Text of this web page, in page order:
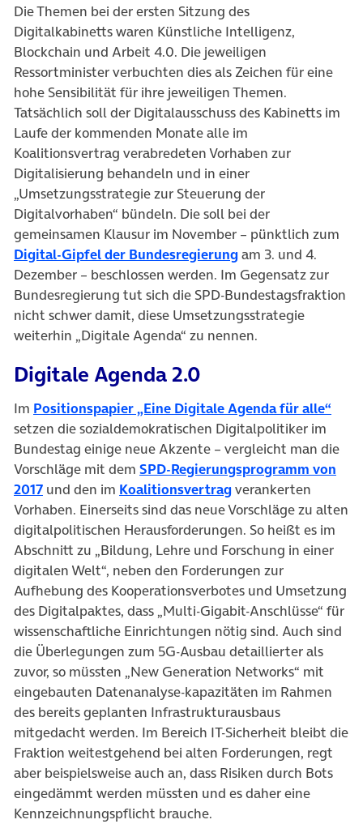
Die Themen bei der ersten Sitzung des
Digitalkabinetts waren Künstliche Intelligenz,
Blockchain und Arbeit 4.0. Die jeweiligen
Ressortminister verbuchten dies als Zeichen für eine
hohe Sensibilität für ihre jeweiligen Themen.
Tatsächlich soll der Digitalausschuss des Kabinetts im
Laufe der kommenden Monate alle im
Koalitionsvertrag verabredeten Vorhaben zur
Digitalisierung behandeln und in einer
„Umsetzungsstrategie zur Steuerung der
Digitalvorhaben“ bündeln. Die soll bei der
gemeinsamen Klausur im November – pünktlich zum
Digital-Gipfel der Bundesregierung(öffnet in neuem
am 3. und 4.
Dezember – beschlossen werden. Im Gegensatz zur
Bundesregierung tut sich die SPD-Bundestagsfraktion
nicht schwer damit, diese Umsetzungsstrategie
weiterhin „Digitale Agenda“ zu nennen.
Digitale Agenda 2.0
Im Positionspapier „Eine Digitale Agenda für alle“
setzen die sozialdemokratischen Digitalpolitiker im
Bundestag einige neue Akzente – vergleicht man die
Vorschläge mit dem SPD-Regierungsprogramm von
2017(öffnet in neuem Tab)
und den im Koalitionsvertrag(öffnet in neuem
verankerten
Vorhaben. Einerseits sind das neue Vorschläge zu alten
digitalpolitischen Herausforderungen. So heißt es im
Abschnitt zu „Bildung, Lehre und Forschung in einer
digitalen Welt“, neben den Forderungen zur
Aufhebung des Kooperationsverbotes und Umsetzung
des Digitalpaktes, dass „Multi-Gigabit-Anschlüsse“ für
wissenschaftliche Einrichtungen nötig sind. Auch sind
die Überlegungen zum 5G-Ausbau detaillierter als
zuvor, so müssten „New Generation Networks“ mit
eingebauten Datenanalyse-kapazitäten im Rahmen
des bereits geplanten Infrastrukturausbaus
mitgedacht werden. Im Bereich IT-Sicherheit bleibt die
Fraktion weitestgehend bei alten Forderungen, regt
aber beispielsweise auch an, dass Risiken durch Bots
eingedämmt werden müssten und es daher eine
Kennzeichnungspflicht brauche.